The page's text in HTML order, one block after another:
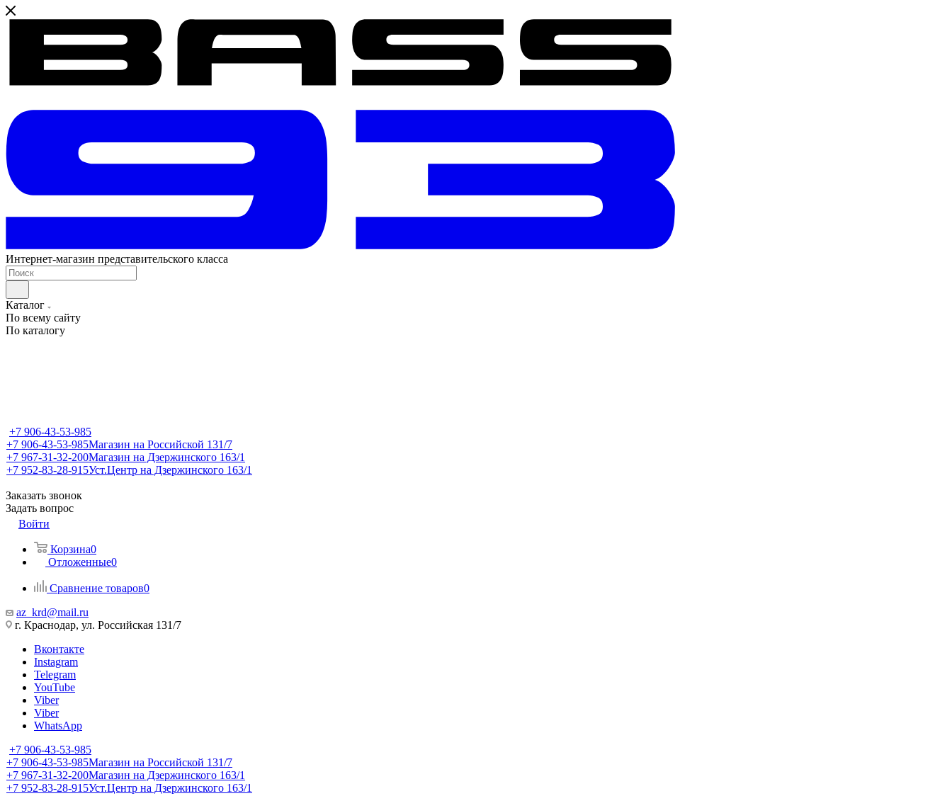
Интернет-магазин представительского класса
Каталог
По всему сайту
По каталогу
+7 906-43-53-985
+7 906-43-53-985Магазин на Российской 131/7
+7 967-31-32-200Магазин на Дзержинского 163/1
+7 952-83-28-915Уст.Центр на Дзержинского 163/1
Заказать звонок
Задать вопрос
Войти
Корзина0
Отложенные0
Сравнение товаров0
az_krd@mail.ru
г. Краснодар, ул. Российская 131/7
Вконтакте
Instagram
Telegram
YouTube
Viber
Viber
WhatsApp
+7 906-43-53-985
+7 906-43-53-985Магазин на Российской 131/7
+7 967-31-32-200Магазин на Дзержинского 163/1
+7 952-83-28-915Уст.Центр на Дзержинского 163/1